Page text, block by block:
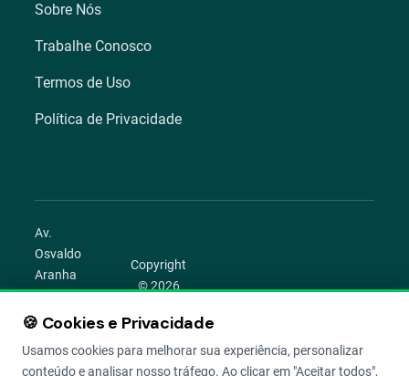
Sobre Nós
Trabalhe Conosco
Termos de Uso
Política de Privacidade
Av.
Osvaldo
Aranha
1022 –
Bom
Porto
Copyright
© 2026
Todos os
direitos
reservados.
🍪 Cookies e Privacidade
Usamos cookies para melhorar sua experiência, personalizar
conteúdo e analisar nosso tráfego. Ao clicar em "Aceitar todos",